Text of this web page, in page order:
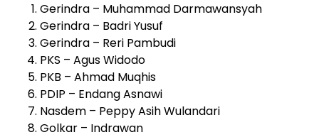
Gerindra – Muhammad Darmawansyah
Gerindra – Badri Yusuf
Gerindra – Reri Pambudi
PKS – Agus Widodo
PKB – Ahmad Muqhis
PDIP – Endang Asnawi
Nasdem – Peppy Asih Wulandari
Golkar – Indrawan